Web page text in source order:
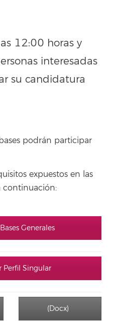
12:00 horas y
interesadas
su candidatura
podrán participar
expuestos en las
continuación:
Generales
Perfil Singular
(Docx)